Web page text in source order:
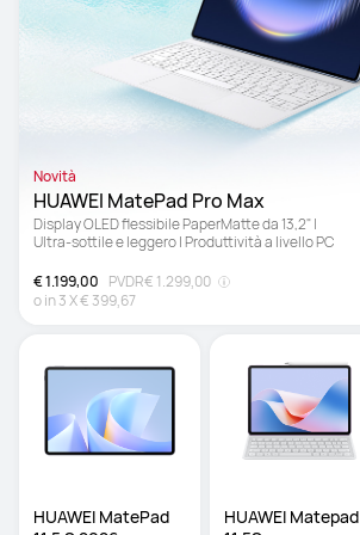
Novità
Display OLED flessibile PaperMatte da 13,2" |
Ultra-sottile e leggero | Produttività a livello PC
€ 1.199,00 PVDR€ 1.299,00
o in3X€ 399,67
HUAWEI MatePad
HUAWEI Matepad